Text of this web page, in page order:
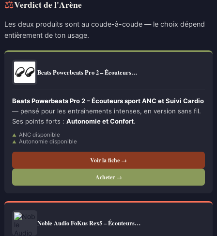
⚖Verdict de l'Arène
Les deux produits sont au coude-à-coude — le choix dépend
entièrement de ton usage.
Beats Powerbeats Pro 2 – Écouteurs…
Beats Powerbeats Pro 2 – Écouteurs sport ANC et Suivi Cardio
— pensé pour les entraînements intenses, en version sans fil.
Ses points forts : Autonomie et Confort.
ANC disponible
Autonomie disponible
Voir la fiche →
Acheter →
Noble Audio FoKus Rex5 – Écouteurs…